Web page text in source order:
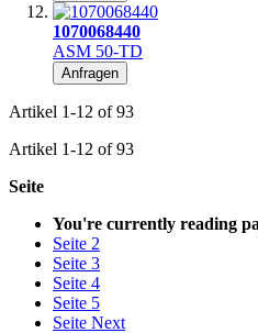
1070068440
ASM 50-TD
Anfragen
Artikel 1-12 of93
Artikel 1-12 of93
Seite
You're currently reading
Seite 2
Seite 3
Seite 4
Seite 5
Seite Next